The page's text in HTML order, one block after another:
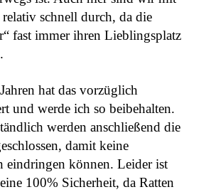
relativ schnell durch, da die
fast immer ihren Lieblingsplatz
hat das vorzüglich
und werde ich so beibehalten.
werden anschließend die
damit keine
eindringen können. Leider ist
100% Sicherheit, da Ratten